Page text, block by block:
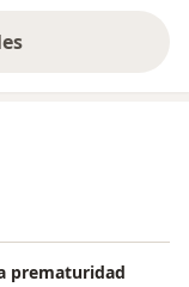
prematuridad